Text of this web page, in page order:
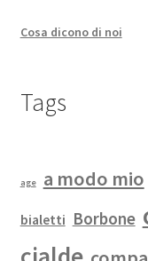
Cosa dicono di noi
Tags
age a modo mio
bialetti Borbone